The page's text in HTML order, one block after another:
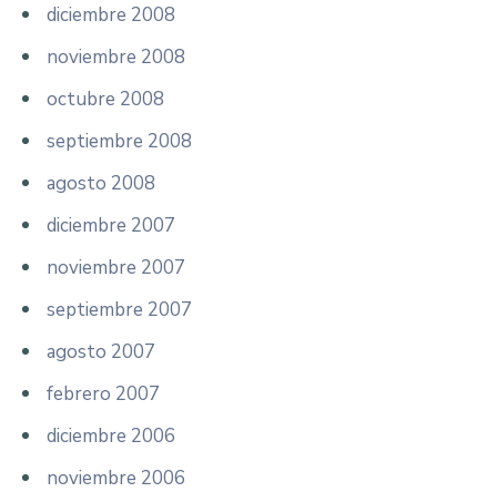
diciembre 2008
noviembre 2008
octubre 2008
septiembre 2008
agosto 2008
diciembre 2007
noviembre 2007
septiembre 2007
agosto 2007
febrero 2007
diciembre 2006
noviembre 2006